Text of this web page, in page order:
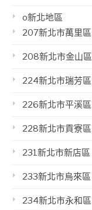
o新北地區
207新北市萬里區
208新北市金山區
224新北市瑞芳區
226新北市平溪區
228新北市貢寮區
231新北市新店區
233新北市烏來區
234新北市永和區